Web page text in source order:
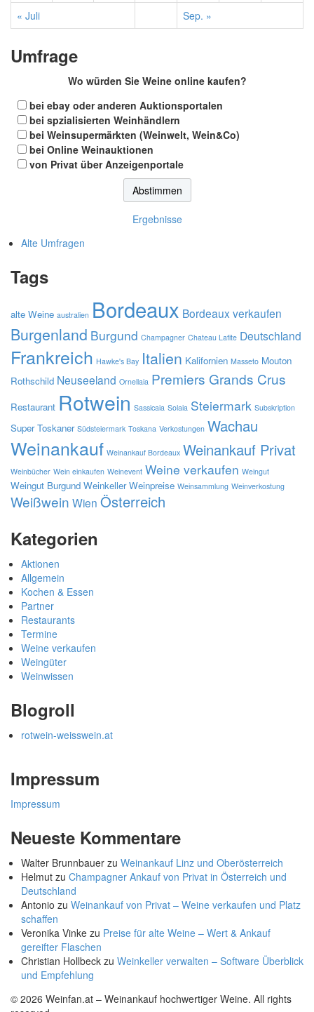
« Juli
Sep. »
Umfrage
Wo würden Sie Weine online kaufen?
bei ebay oder anderen Auktionsportalen
bei spzialisierten Weinhändlern
bei Weinsupermärkten (Weinwelt, Wein&Co)
bei Online Weinauktionen
von Privat über Anzeigenportale
Ergebnisse
Alte Umfragen
Tags
alte Weine australien Bordeaux Bordeaux verkaufen
Burgenland Burgund Champagner Chateau Lafite Deutschland
Frankreich Hawke's Bay Italien Kalifornien Masseto Mouton
Rothschild Neuseeland Ornellaia Premiers Grands Crus
Restaurant Rotwein Sassicaia Solaia Steiermark Subskription
Super Toskaner Südsteiermark Toskana Verkostungen Wachau
Weinankauf Weinankauf Bordeaux Weinankauf Privat
Weinbücher Wein einkaufen Weinevent Weine verkaufen Weingut
Weingut Burgund Weinkeller Weinpreise Weinsammlung Weinverkostung
Weißwein Wien Österreich
Kategorien
Aktionen
Allgemein
Kochen & Essen
Partner
Restaurants
Termine
Weine verkaufen
Weingüter
Weinwissen
Blogroll
rotwein-weisswein.at
Impressum
Impressum
Neueste Kommentare
Walter Brunnbauer zu Weinankauf Linz und Oberösterreich
Helmut zu Champagner Ankauf von Privat in Österreich und
Deutschland
Antonio zu Weinankauf von Privat – Weine verkaufen und Platz
schaffen
Veronika Vinke zu Preise für alte Weine – Wert & Ankauf
gereifter Flaschen
Christian Hollbeck zu Weinkeller verwalten – Software Überblick
und Empfehlung
© 2026 Weinfan.at – Weinankauf hochwertiger Weine. All rights